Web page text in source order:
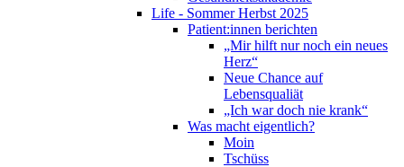
Life - Sommer Herbst 2025
Patient:innen berichten
„Mir hilft nur noch ein neues
Herz“
Neue Chance auf
Lebensqualiät
„Ich war doch nie krank“
Was macht eigentlich?
Moin
Tschüss